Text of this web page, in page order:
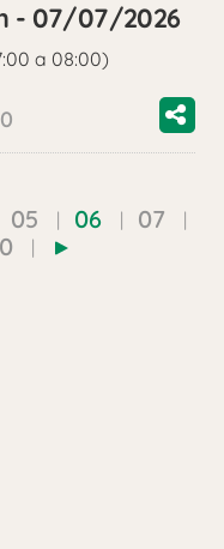
- 07/07/2026
a 08:00)
05 06
07